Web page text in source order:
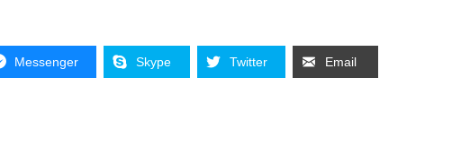
Messenger Skype Twitter Email